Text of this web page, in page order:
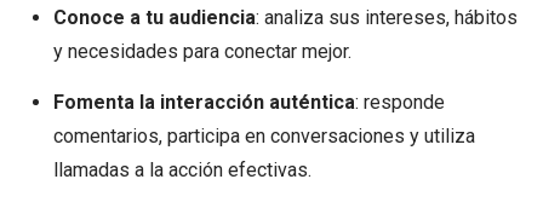
Conoce a tu audiencia: analiza sus intereses, hábitos
y necesidades para conectar mejor.
Fomenta la interacción auténtica: responde
comentarios, participa en conversaciones y utiliza
llamadas a la acción efectivas.